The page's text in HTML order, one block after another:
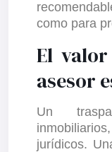
como para
El
asesor
Un
jurídicos.